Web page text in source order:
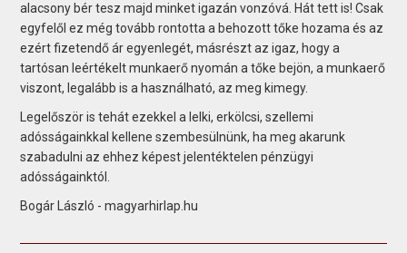
alacsony bér tesz majd minket igazán vonzóvá. Hát tett is! Csak
egyfelől ez még tovább rontotta a behozott tőke hozama és az
ezért fizetendő ár egyenlegét, másrészt az igaz, hogy a
tartósan leértékelt munkaerő nyomán a tőke bejön, a munkaerő
viszont, legalább is a használható, az meg kimegy.
Legelőször is tehát ezekkel a lelki, erkölcsi, szellemi
adósságainkkal kellene szembesülnünk, ha meg akarunk
szabadulni az ehhez képest jelentéktelen pénzügyi
adósságainktól.
Bogár László - magyarhirlap.hu